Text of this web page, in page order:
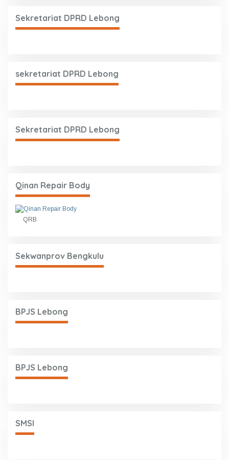
Sekretariat DPRD Lebong
sekretariat DPRD Lebong
Sekretariat DPRD Lebong
Qinan Repair Body
QRB
Sekwanprov Bengkulu
BPJS Lebong
BPJS Lebong
SMSI